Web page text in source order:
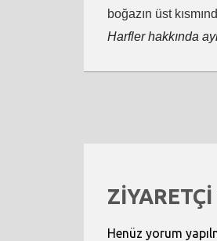
boğazın üst
Harfler hakkında
Henüz yorum